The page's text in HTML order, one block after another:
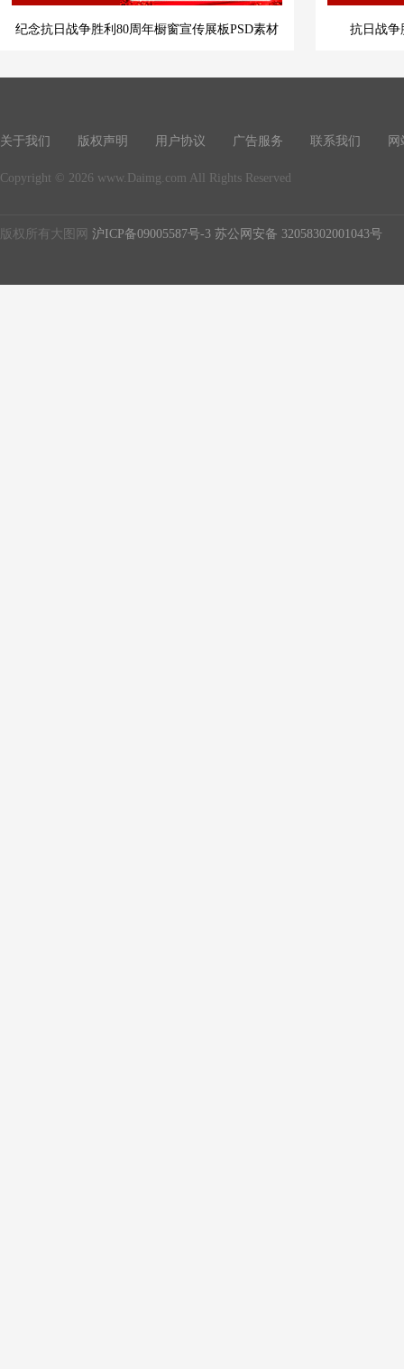
纪念抗日战争胜利80周年橱窗宣传展板PSD素材 抗日战争
关于我们 版权声明 用户协议 广告服务 联系我们 网
Copyright © 2026 www.Daimg.com All Rights Reserved
版权所有大图网 沪ICP备09005587号-3 苏公网安备 32058302001043号